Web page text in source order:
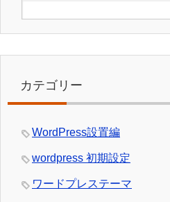
カテゴリー
WordPress設置編
wordpress 初期設定
ワードプレステーマ